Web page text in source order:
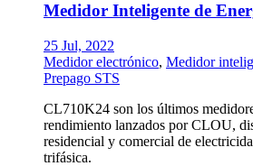
Medidor Inteligente de
25 Jul, 2022
Medidor electrónico, Medidor
Prepago STS
CL710K24 son los últimos
rendimiento lanzados por CLOU,
residencial y comercial de
trifásica.